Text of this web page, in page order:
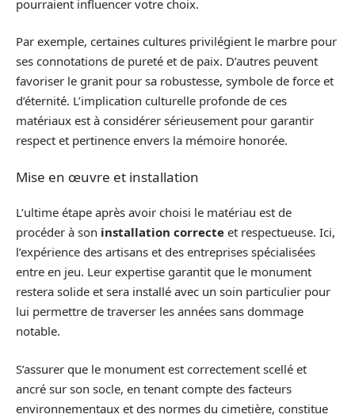
pourraient influencer votre choix.
Par exemple, certaines cultures privilégient le marbre pour
ses connotations de pureté et de paix. D’autres peuvent
favoriser le granit pour sa robustesse, symbole de force et
d’éternité. L’implication culturelle profonde de ces
matériaux est à considérer sérieusement pour garantir
respect et pertinence envers la mémoire honorée.
Mise en œuvre et installation
L’ultime étape après avoir choisi le matériau est de
procéder à son installation correcte et respectueuse. Ici,
l’expérience des artisans et des entreprises spécialisées
entre en jeu. Leur expertise garantit que le monument
restera solide et sera installé avec un soin particulier pour
lui permettre de traverser les années sans dommage
notable.
S’assurer que le monument est correctement scellé et
ancré sur son socle, en tenant compte des facteurs
environnementaux et des normes du cimetière, constitue